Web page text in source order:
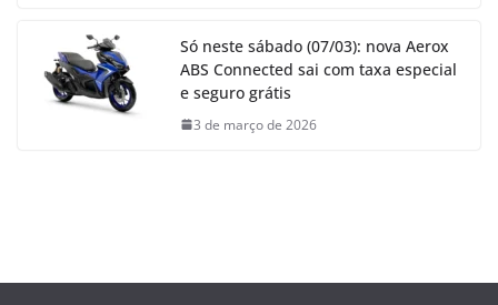
Só neste sábado (07/03): nova Aerox
ABS Connected sai com taxa especial
e seguro grátis
3 de março de 2026